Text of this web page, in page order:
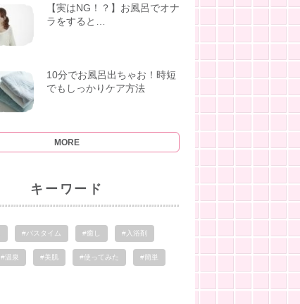
【実はNG！？】お風呂でオナ
ラをすると…
10分でお風呂出ちゃお！時短
でもしっかりケア方法
MORE
キーワード
#バスタイム #癒し #入浴剤
#温泉 #美肌 #使ってみた #簡単